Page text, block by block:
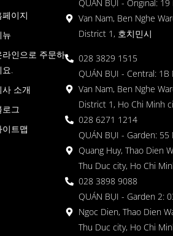
페이지
뉴
라인으로 주문하
요.
사 소개
로그
이트맵
QUÁN BỤI - Original: 19
Van Nam, Ben Nghe
District 1, 호치민시
028 3829 1515
QUÁN BỤI - Central: 1B
Van Nam, Ben Nghe
District 1, Ho Chi Minh
028 6271 1214
QUÁN BỤI - Garden: 55
Quang Huy, Thao Dien
Thu Duc city, Ho Chi
028 3898 9088
QUÁN BỤI - Garden 2:
Ngoc Dien, Thao Dien
Thu Duc city, Ho Chi